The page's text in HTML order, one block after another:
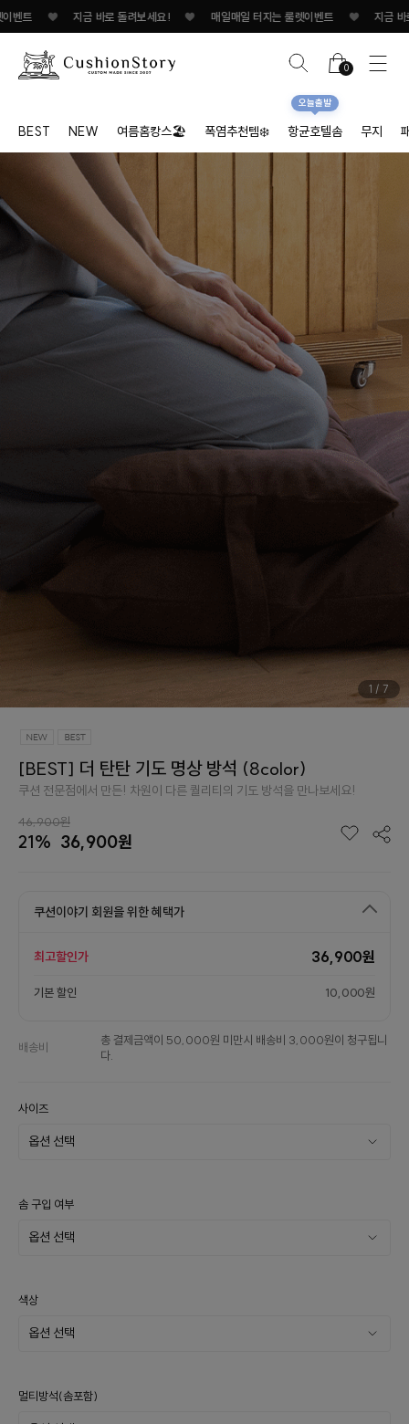
♥ 지금 바로 돌려보세요! ♥ 매일매일 터지는 룰렛이벤트 ♥ 지금 바로 돌
0
BEST NEW 여름홈캉스🏖 폭염추천템❄️ 항균호텔솜
오늘출발
무지
1 / 7
[BEST] 더 탄탄 기도 명상 방석 (8color)
쿠션 전문점에서 만든! 차원이 다른 퀄리티의 기도 방석을 만나보세요!
46,900원
21% 36,900원
쿠션이야기 회원을 위한 혜택가
최고할인가 36,900원
기본 할인 10,000원
배송비
총 결제금액이 50,000원 미만시 배송비 3,000원이 청구됩니
다.
사이즈
솜 구입 여부
색상
멀티방석(솜포함)